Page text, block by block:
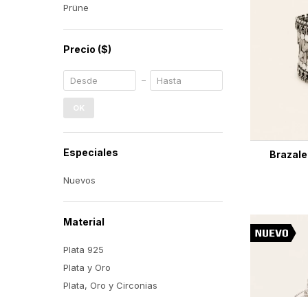
Prüne
Precio ($)
OK
Especiales
Nuevos
Material
Plata 925
Plata y Oro
Plata, Oro y Circonias